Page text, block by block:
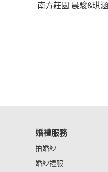
南方莊園 晨駿&琪涵
婚禮服務
拍婚紗
婚紗禮服